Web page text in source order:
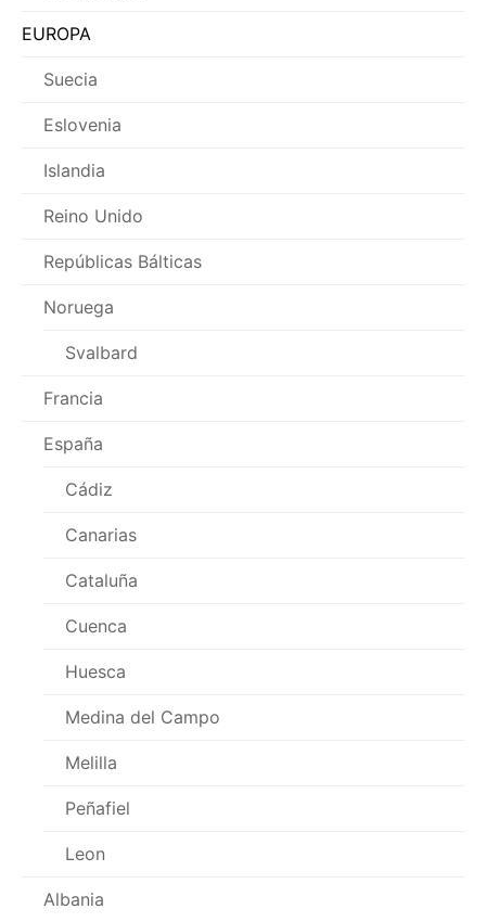
EUROPA
Suecia
Eslovenia
Islandia
Reino Unido
Repúblicas Bálticas
Noruega
Svalbard
Francia
España
Cádiz
Canarias
Cataluña
Cuenca
Huesca
Medina del Campo
Melilla
Peñafiel
Leon
Albania